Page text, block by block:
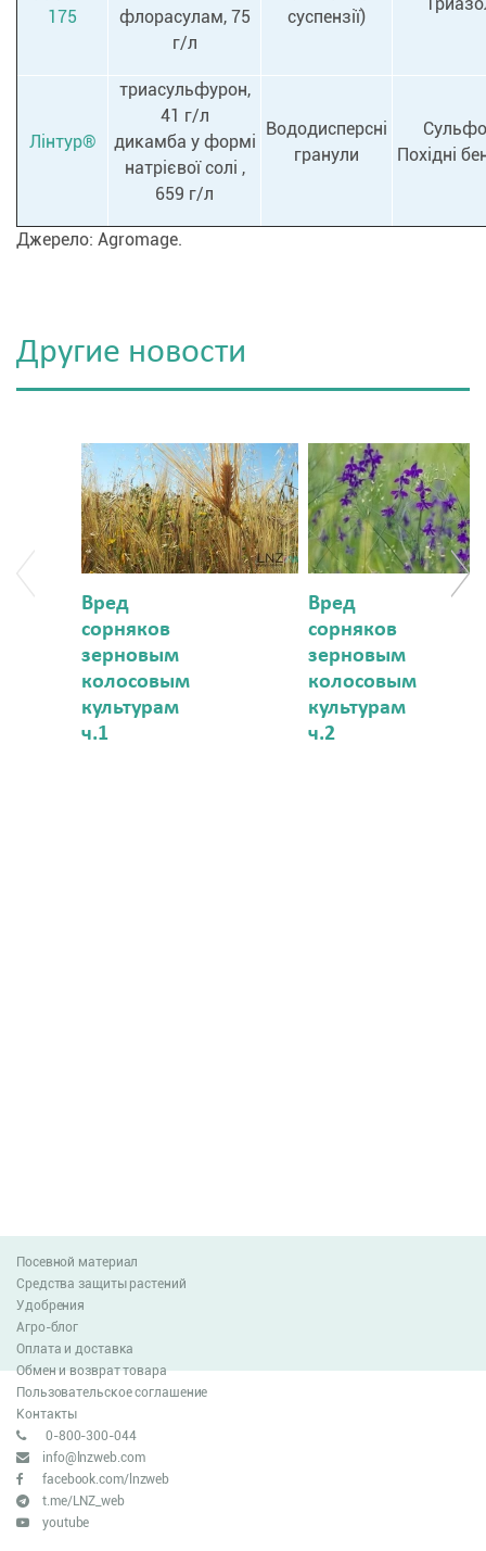
175
флорасулам, 75
г/л
суспензії)
Лінтур®
триасульфурон,
41 г/л
дикамба у формі
натрієвої солі ,
659 г/л
Вододисперсні
гранули
Похідні
Джерело: Agromage.
Другие новости
Вред
сорняков
зерновым
колосовым
культурам
ч.1
Вред
сорняков
зерновым
колосовым
культурам
ч.2
Посевной материал
Средства защиты растений
Удобрения
Агро-блог
Оплата и доставка
Обмен и возврат товара
Пользовательское соглашение
Контакты
0-800-300-044
info@lnzweb.com
facebook.com/lnzweb
t.me/LNZ_web
youtube